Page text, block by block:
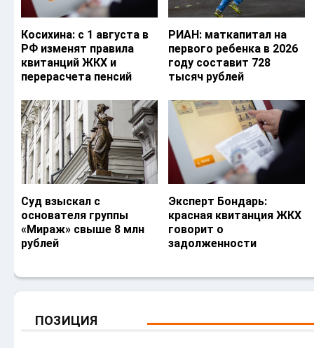
Косихина: с 1 августа в
РФ изменят правила
квитанций ЖКХ и
перерасчета пенсий
РИАН: маткапитал на
первого ребенка в 2026
году составит 728
тысяч рублей
Суд взыскал с
основателя группы
«Мираж» свыше 8 млн
рублей
Эксперт Бондарь:
красная квитанция ЖКХ
говорит о
задолженности
ПОЗИЦИЯ